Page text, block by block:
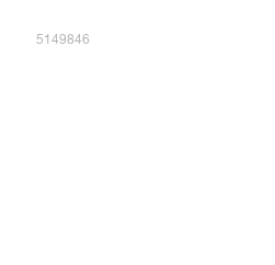
5149846